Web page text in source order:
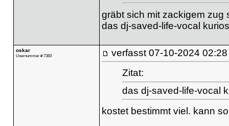
gräbt sich mit zackigem zug
das dj-saved-life-vocal
oskar
Usernummer # 7383 verfasst 07-10-2024 02:28
Zitat:
das dj-saved-life-vocal
kostet bestimmt viel. kann